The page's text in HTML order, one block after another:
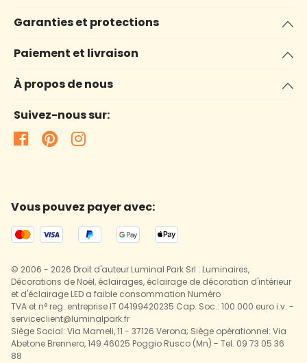
Garanties et protections
Paiement et livraison
À propos de nous
Suivez-nous sur:
Vous pouvez payer avec:
© 2006 - 2026 Droit d'auteur Luminal Park Srl : Luminaires,
Décorations de Noël, éclairages, éclairage de décoration d'intérieur
et d'éclairage LED a faible consommation Numéro
TVA et n° reg. entreprise IT 04199420235 Cap. Soc.: 100.000 euro i.v. -
serviceclient@luminalpark.fr
Siège Social: Via Mameli, 11 - 37126 Verona; Siège opérationnel: Via
Abetone Brennero, 149 46025 Poggio Rusco (Mn) - Tel. 09 73 05 36
88